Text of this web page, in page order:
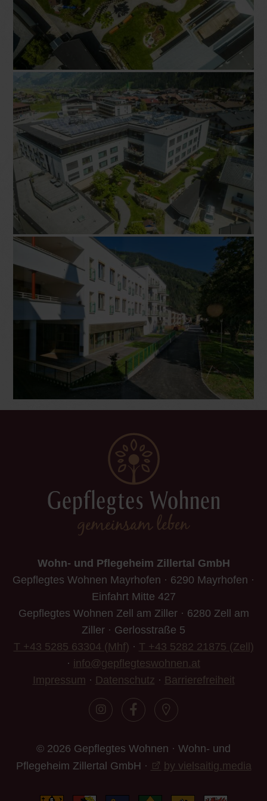
Wohn- und Pflegeheim Zillertal GmbH
Gepflegtes Wohnen Mayrhofen · 6290 Mayrhofen ·
Einfahrt Mitte 427
Gepflegtes Wohnen Zell am Ziller · 6280 Zell am
Ziller · Gerlosstraße 5
T +43 5285 63304 (Mhf) · T +43 5282 21875 (Zell)
· info@gepflegteswohnen.at
Impressum · Datenschutz · Barrierefreiheit
© 2026 Gepflegtes Wohnen · Wohn- und
Pflegeheim Zillertal GmbH ·
by vielsaitig.media